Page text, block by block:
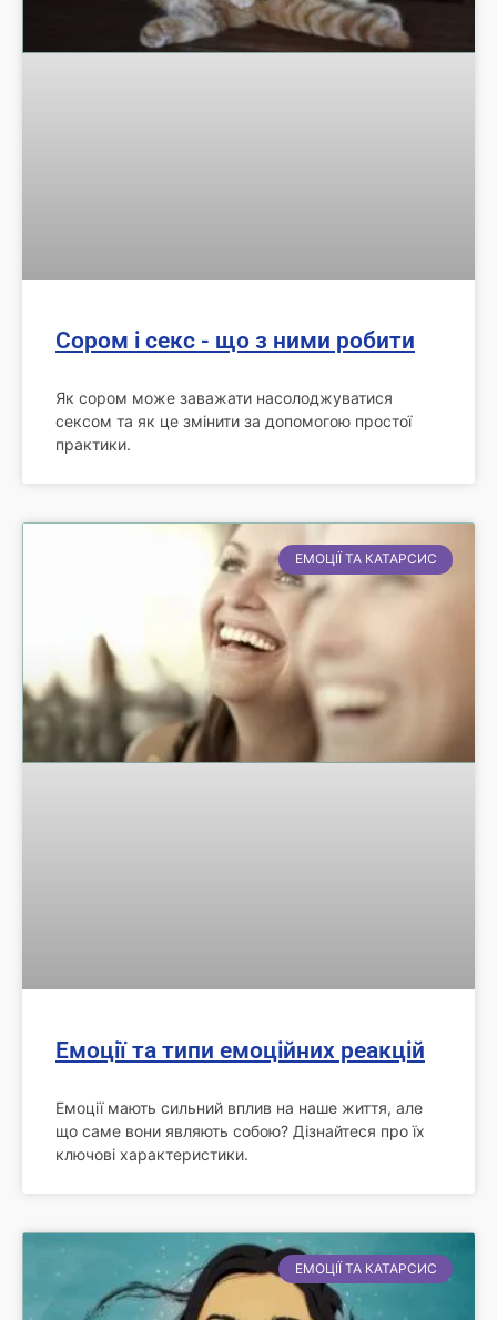
Сором і секс - що з ними робити
Як сором може заважати насолоджуватися
сексом та як це змінити за допомогою простої
практики.
ЕМОЦІЇ ТА КАТАРСИС
Емоції та типи емоційних реакцій
Емоції мають сильний вплив на наше життя, але
що саме вони являють собою? Дізнайтеся про їх
ключові характеристики.
ЕМОЦІЇ ТА КАТАРСИС